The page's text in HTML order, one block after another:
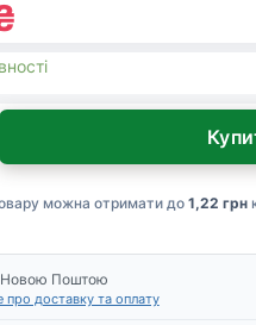
можна отримати до 1,22 грн
Новою Поштою
про доставку та оплату